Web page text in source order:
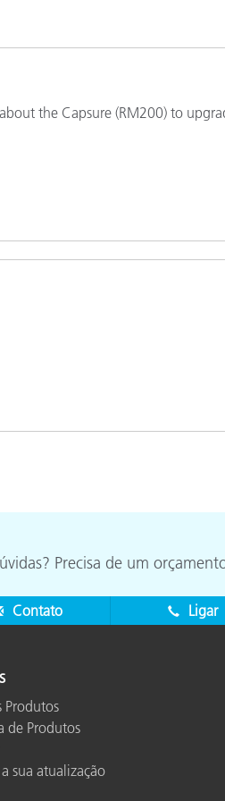
Materiais de
the Capsure (RM200) to
Precisa de um
Contato Ligar
Produtos
de Produtos
sua atualização